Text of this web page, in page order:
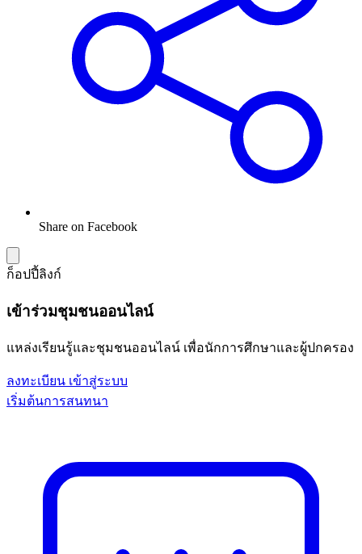
Share on Facebook
ก็อปปี้ลิงก์
เข้าร่วมชุมชนออนไลน์
แหล่งเรียนรู้และชุมชนออนไลน์ เพื่อนักการศึกษาและผู้ปกครอง
ลงทะเบียน เข้าสู่ระบบ
เริ่มต้นการสนทนา